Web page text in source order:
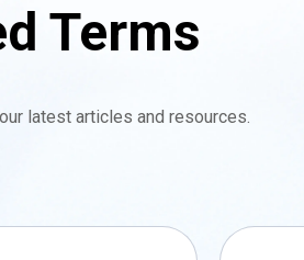
Terms
latest articles and resources.